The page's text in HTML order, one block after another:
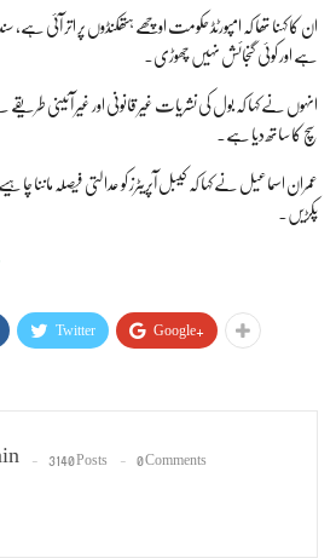
ان کا کہنا تھا کہ امپورٹڈ حکومت اوچھے ہتھکنڈوں پر اتر آئی
ہے اور کوئی گنجائش نہیں چھوڑی۔
انہوں نے کہا کہ بول کی نشریات غیر قانونی اور غیر آئینی
سچ کا ساتھ دیا ہے۔
عمران اسماعیل نے کہا کہ کیبل آپریٹرز کو عدالتی فیصلہ ماننا
پکڑیں۔
Twitter Google+
3140 Posts 0 Comments